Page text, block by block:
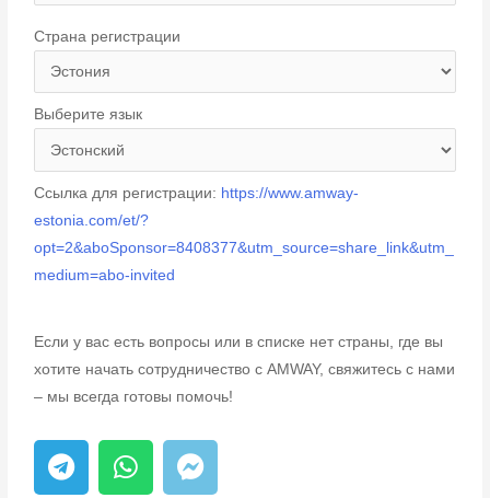
Страна регистрации
Выберите язык
Ссылка для регистрации: https://www.amway-
estonia.com/et/?
opt=2&aboSponsor=8408377&utm_source=share_link&utm_
medium=abo-invited
Если у вас есть вопросы или в списке нет страны, где вы
хотите начать сотрудничество с AMWAY, свяжитесь с нами
– мы всегда готовы помочь!